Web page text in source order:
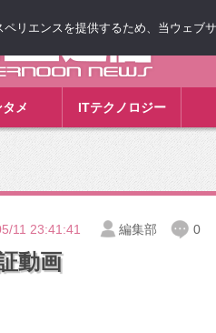
メ ITテクノロジー
11 23:41:41 編集部 0
動画
ペリエンスを提供するため、当ウェ